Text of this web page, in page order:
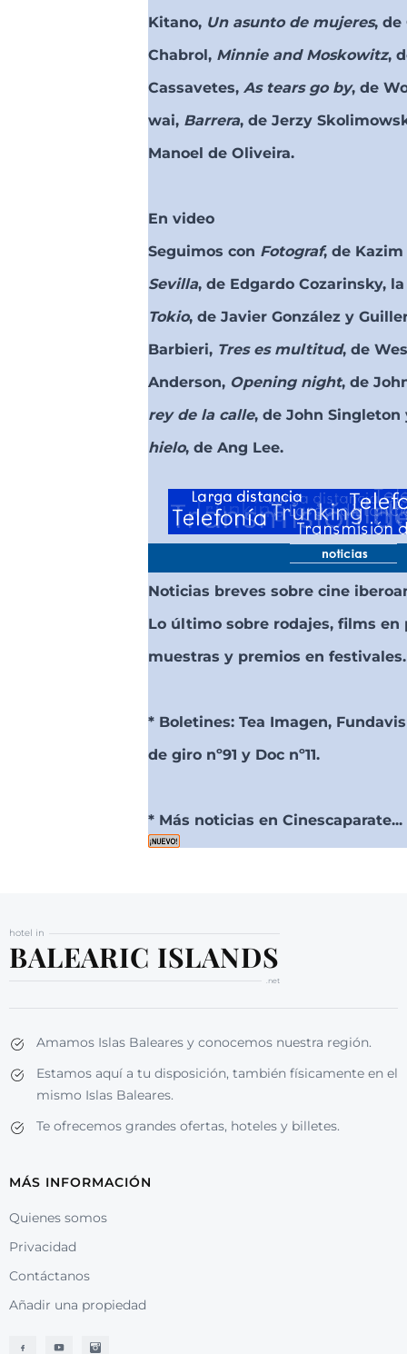
Kitano, Un asunto de mujeres, de
Chabrol, Minnie and Moskowitz,
Cassavetes, As tears go by, de
wai, Barrera, de Jerzy
Manoel de Oliveira.
En video
Seguimos con Fotograf, de
Sevilla, de Edgardo Cozarinsky,
Tokio, de Javier González y
Barbieri, Tres es multitud, de Wes
Anderson, Opening night, de
rey de la calle, de John
hielo, de Ang Lee.
Noticias breves sobre cine
Lo último sobre rodajes, films en
muestras y premios en festivales.
* Boletines: Tea Imagen,
de giro nº91 y Doc nº11.
* Más noticias en Cinescaparate...
hotel in
BALEARIC ISLANDS
.net
Amamos Islas Baleares y conocemos nuestra región.
Estamos aquí a tu disposición, también físicamente en el
mismo Islas Baleares.
Te ofrecemos grandes ofertas, hoteles y billetes.
MÁS INFORMACIÓN
Quienes somos
Privacidad
Contáctanos
Añadir una propiedad